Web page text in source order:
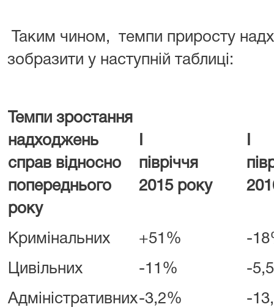
Таким чином, темпи приросту
зобразити у наступній таблиці:
Темпи зростання
надходжень
справ відносно
попереднього
року
півріччя
2015 року
Кримінальних +51% -
Цивільних -11% -
Адміністративних-3,2% -